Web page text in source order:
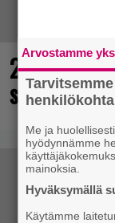
25Arvostamme
Me ja
hyödynnämme
mainoksia.
Hyväksymällä
Käytämme